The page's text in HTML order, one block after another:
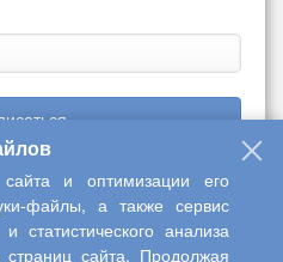
сотрудничества «Интерактив
и оптимизации его
файлы, а также сервис
статистического анализа
сайта. Продолжая